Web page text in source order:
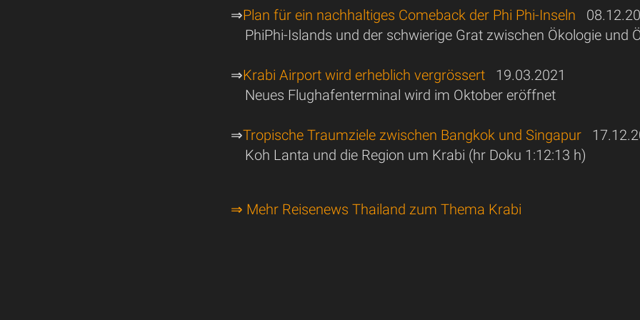
⇒Plan für ein nachhaltiges Comeback der Phi Phi-Inseln
PhiPhi-Islands und der schwierige Grat zwischen Ökologie und
⇒Krabi Airport wird erheblich vergrössert 19.03.2021
Neues Flughafenterminal wird im Oktober eröffnet
⇒Tropische Traumziele zwischen Bangkok und Singapur
Koh Lanta und die Region um Krabi (hr Doku 1:12:13 h)
⇒ Mehr Reisenews Thailand zum Thema Krabi